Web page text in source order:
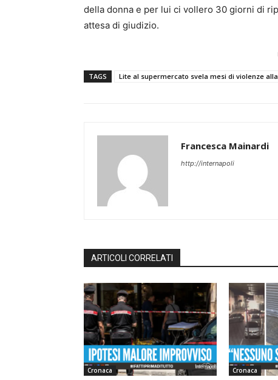
della donna e per lui ci vollero 30 giorni di
attesa di giudizio.
TAGS Lite al supermercato svela mesi di violenze
Francesca Mainardi
http://internapoli
ARTICOLI CORRELATI
Cronaca Cronaca